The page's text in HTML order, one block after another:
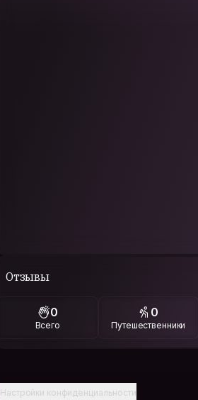
Отзывы
0
Всего
0
Путешественники
Настройки конфиденциальности